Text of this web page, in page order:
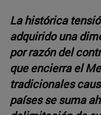
La histórica
adquirido una
por razón del
que encierra el
tradicionales
países se suma